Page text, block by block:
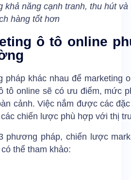
khả năng cạnh tranh, thu hút và
hàng tốt hơn
ô tô online
khác nhau để marketing
tô online sẽ có ưu điểm, mức
cảnh. Việc nắm được các
chiến lược phù hợp với thị
phương pháp, chiến lược
thể tham khảo: